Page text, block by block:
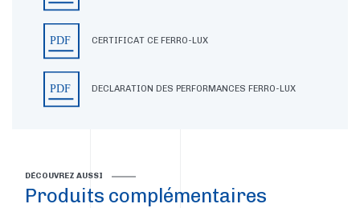
CERTIFICAT CE FERRO-LUX
DECLARATION DES PERFORMANCES FERRO-LUX
DÉCOUVREZ AUSSI
Produits complémentaires